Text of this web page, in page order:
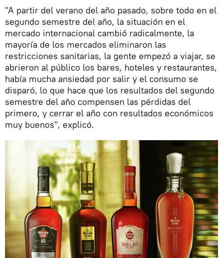
"A partir del verano del año pasado, sobre todo en el
segundo semestre del año, la situación en el
mercado internacional cambió radicalmente, la
mayoría de los mercados eliminaron las
restricciones sanitarias, la gente empezó a viajar, se
abrieron al público los bares, hoteles y restaurantes,
había mucha ansiedad por salir y el consumo se
disparó, lo que hace que los resultados del segundo
semestre del año compensen las pérdidas del
primero, y cerrar el año con resultados económicos
muy buenos", explicó.